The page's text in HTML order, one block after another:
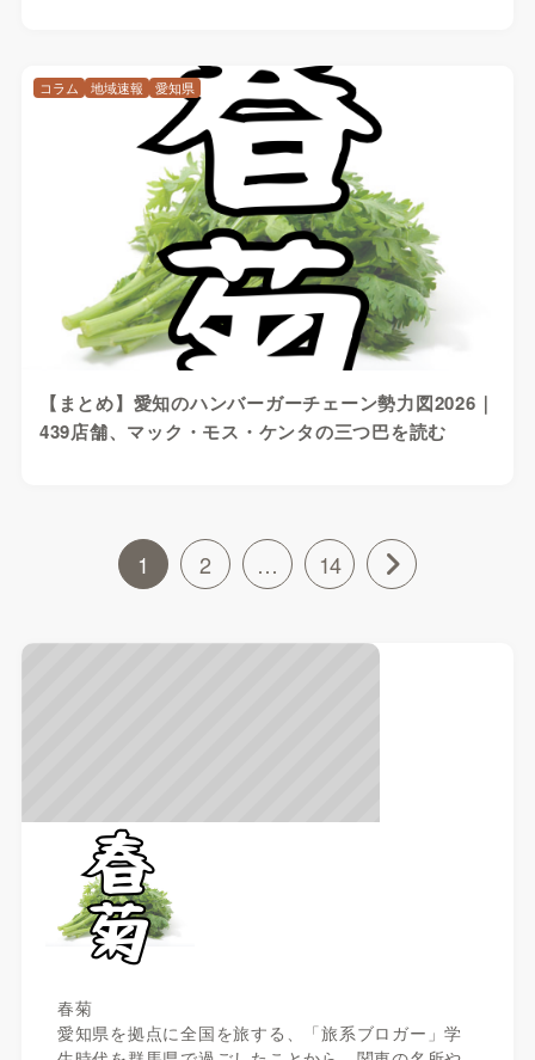
【まとめ】愛知のハンバーガーチェーン勢力図2026｜
439店舗、マック・モス・ケンタの三つ巴を読む
コラム 地域速報 愛知県
1 2 … 14
春菊
愛知県を拠点に全国を旅する、「旅系ブロガー」学